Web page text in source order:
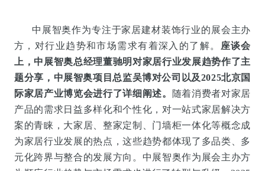
中展智奥作为专注于家居建材装饰行业的展会主办
方，对行业趋势和市场需求有着深入的了解。 座谈会
上，中展智奥总经理董驰明对家居行业发展趋势作了主
题分享 ，中展智奥项目总监吴博对公司 以及2025北京国
际家居产业博览会进行了详细阐述。
随着消费者对家居
产品的需求日益多样化和个性化，对一站式家居解决方
案的青睐，大家居、整家定制、门墙柜一体化等概念成
为家居行业发展的热点，这些趋势都体现了多品类、多
元化跨界与整合的发展方向。中展智奥作为展会主办方